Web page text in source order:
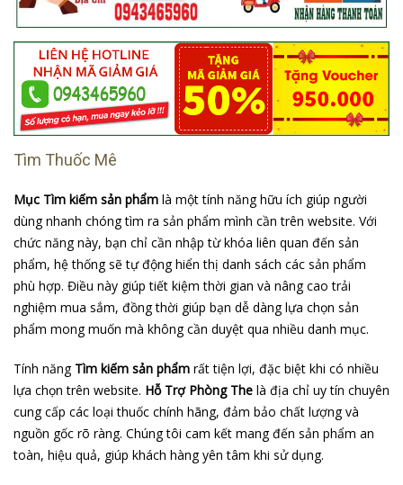
Tìm Thuốc Mê
Mục Tìm kiếm sản phẩm là một tính năng hữu ích giúp người
dùng nhanh chóng tìm ra sản phẩm mình cần trên website. Với
chức năng này, bạn chỉ cần nhập từ khóa liên quan đến sản
phẩm, hệ thống sẽ tự động hiển thị danh sách các sản phẩm
phù hợp. Điều này giúp tiết kiệm thời gian và nâng cao trải
nghiệm mua sắm, đồng thời giúp bạn dễ dàng lựa chọn sản
phẩm mong muốn mà không cần duyệt qua nhiều danh mục.
Tính năng Tìm kiếm sản phẩm rất tiện lợi, đặc biệt khi có nhiều
lựa chọn trên website. Hỗ Trợ Phòng The là địa chỉ uy tín chuyên
cung cấp các loại thuốc chính hãng, đảm bảo chất lượng và
nguồn gốc rõ ràng. Chúng tôi cam kết mang đến sản phẩm an
toàn, hiệu quả, giúp khách hàng yên tâm khi sử dụng.